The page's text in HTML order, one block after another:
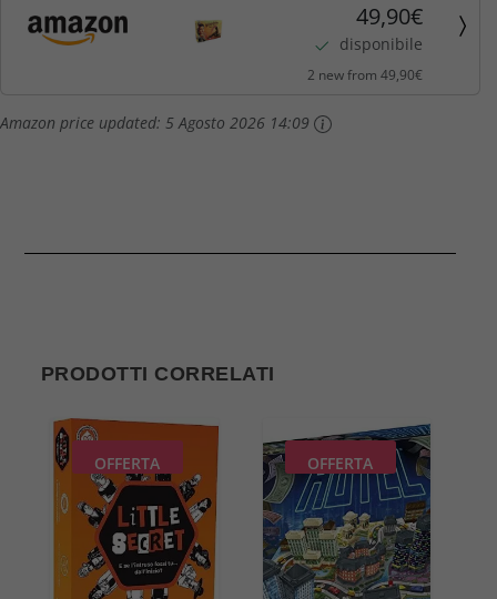
49,90€
disponibile
2 new from 49,90€
Amazon price updated: 5 Agosto 2026 14:09
PRODOTTI CORRELATI
OFFERTA OFFERTA